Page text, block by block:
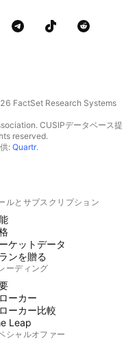
FactSet Research Systems
CUSIPデータベース提
reserved.
:Quartr.
ルとサブスクリプション
ケットデータ
ンを贈る
ーディング
ーカー
ーカー比較
Leap
シャルオファー